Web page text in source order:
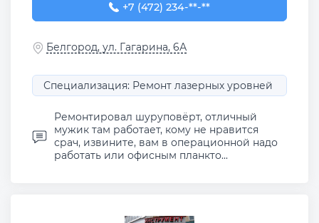
+7 (472) 234-59-60
+7 (472) 234-**-**
Белгород, ул. Гагарина, 6А
Специализация: Ремонт лазерных уровней
Ремонтировал шуруповёрт, отличный
мужик там работает, кому не нравится
срач, извините, вам в операционной надо
работать или офисным планкто...